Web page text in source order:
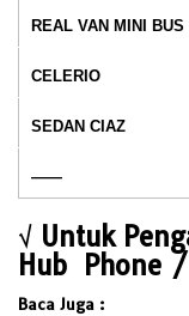
REAL VAN MINI BUS
CELERIO
SEDAN CIAZ
——
√ Untuk
Hub
Phone
Baca Juga :